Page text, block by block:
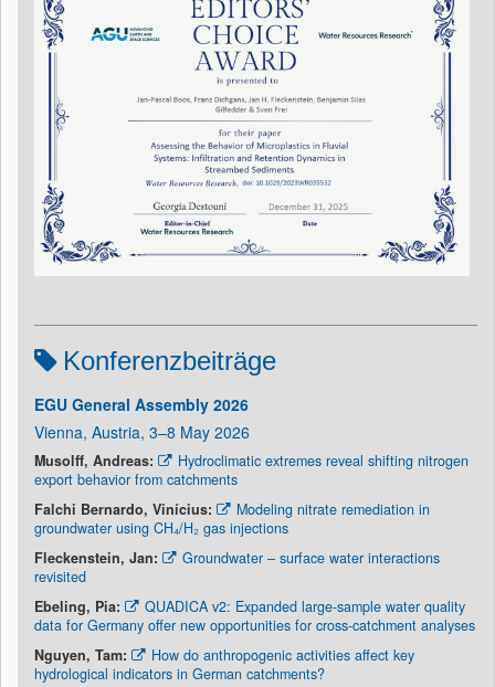
Konferenzbeiträge
EGU General Assembly 2026
Vienna, Austria, 3–8 May 2026
Musolff, Andreas:
Hydroclimatic extremes reveal shifting nitrogen
export behavior from catchments
Falchi Bernardo, Vinícius:
Modeling nitrate remediation in
groundwater using CH₄/H₂ gas injections
Fleckenstein, Jan:
Groundwater – surface water interactions
revisited
Ebeling, Pia:
QUADICA v2: Expanded large-sample water quality
data for Germany offer new opportunities for cross-catchment analyses
Nguyen, Tam:
How do anthropogenic activities affect key
hydrological indicators in German catchments?